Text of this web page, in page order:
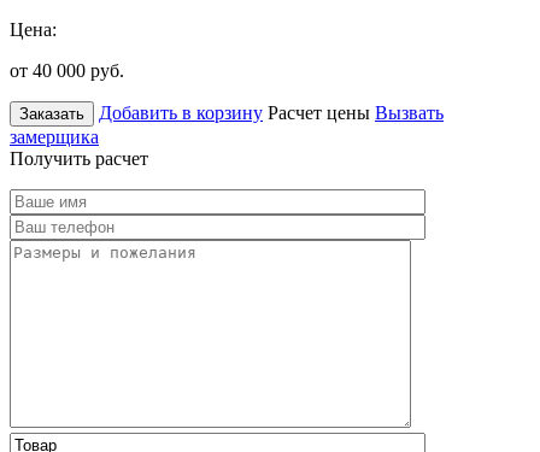
Цена:
от 40 000 руб.
Заказать Добавить в корзину Расчет цены Вызвать
замерщика
Получить расчет